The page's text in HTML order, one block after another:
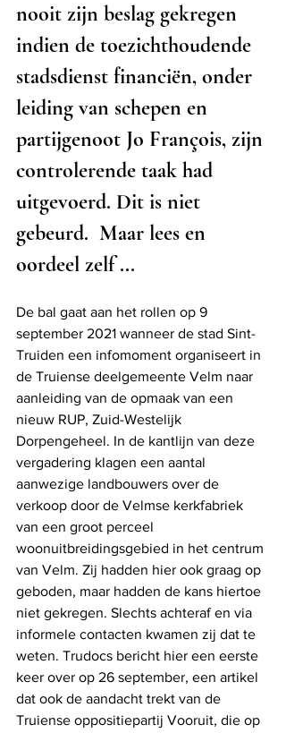
nooit zijn beslag gekregen
indien de toezichthoudende
stadsdienst financiën, onder
leiding van schepen en
partijgenoot Jo François, zijn
controlerende taak had
uitgevoerd. Dit is niet
gebeurd.  Maar lees en
oordeel zelf ...
De bal gaat aan het rollen op 9
september 2021 wanneer de stad Sint-
Truiden een infomoment organiseert in
de Truiense deelgemeente Velm naar
aanleiding van de opmaak van een
nieuw RUP, Zuid-Westelijk
Dorpengeheel. In de kantlijn van deze
vergadering klagen een aantal
aanwezige landbouwers over de
verkoop door de Velmse kerkfabriek
van een groot perceel
woonuitbreidingsgebied in het centrum
van Velm. Zij hadden hier ook graag op
geboden, maar hadden de kans hiertoe
niet gekregen. Slechts achteraf en via
informele contacten kwamen zij dat te
weten. Trudocs bericht hier een eerste
keer over op 26 september, een artikel
dat ook de aandacht trekt van de
Truiense oppositiepartij Vooruit, die op